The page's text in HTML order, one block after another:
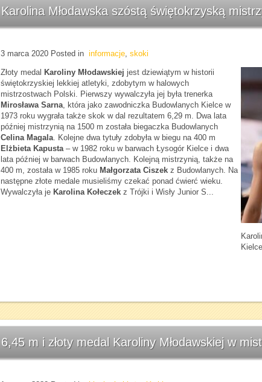
Karolina Młodawska szóstą świętokrzyską
3 marca 2020 Posted in informacje, skoki
Złoty medal Karoliny Młodawskiej jest dziewiątym w historii
świętokrzyskiej lekkiej atletyki, zdobytym w halowych
mistrzostwach Polski. Pierwszy wywalczyła jej była trenerka
Mirosława Sarna, która jako zawodniczka Budowlanych Kielce w
1973 roku wygrała także skok w dal rezultatem 6,29 m. Dwa lata
później mistrzynią na 1500 m została biegaczka Budowlanych
Celina Magala. Kolejne dwa tytuły zdobyła w biegu na 400 m
Elżbieta Kapusta– w 1982 roku w barwach Łysogór Kielce i dwa
lata później w barwach Budowlanych. Kolejną mistrzynią, także na
400 m, została w 1985 roku Małgorzata Ciszek z Budowlanych. Na
następne złote medale musieliśmy czekać ponad ćwierć wieku.
Wywalczyła je Karolina Kołeczek z Trójki i Wisły Junior S...
6,45 m i złoty medal Karoliny Młodawskiej w